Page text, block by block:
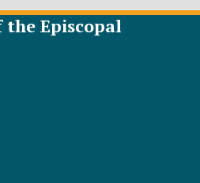
the Episcopal